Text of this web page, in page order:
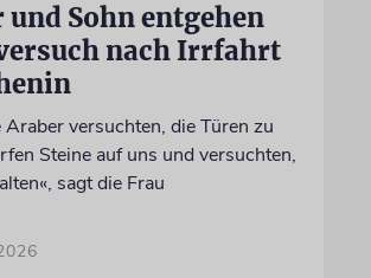
Sohn entgehen
nach Irrfahrt
Araber versuchten, die Türen zu
Steine auf uns und versuchten,
sagt die Frau